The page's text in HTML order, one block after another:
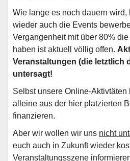
Wie lange es noch dauern
wieder auch die Events
Vergangenheit mit über 80%
haben ist aktuell völlig offen.
Veranstaltungen (die letztlich
untersagt!
Selbst unsere Online-
alleine aus der hier platzierten
finanzieren.
Aber wir wollen wir uns nicht
euch auch in Zukunft wieder
Veranstaltungsszene